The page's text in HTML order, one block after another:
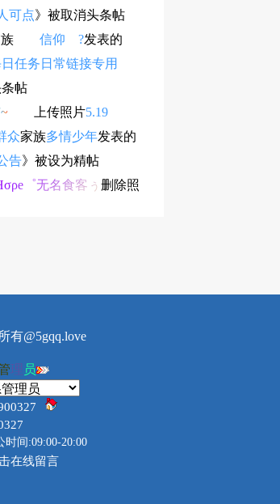
可点》被取消头条帖
信仰 ?发表的
务日常链接专用
帖
~ 上传照片5.19
众家族多情少年发表的
告》被设为精帖
゜无名食客ぅ 删除照
有@5gqq.love
理 员
时间:09:00-20:00
在线留言